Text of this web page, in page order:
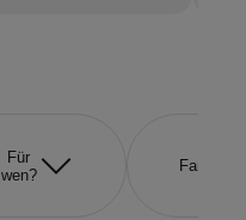
Für
wen?
Farbe